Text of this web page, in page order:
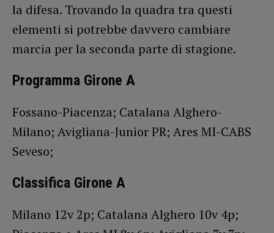
la difesa. Trovando la quadra tra questi
elementi si potrebbe davvero cambiare
marcia per la seconda parte di stagione.
Programma Girone A
Fossano-Piacenza; Catalana Alghero-
Milano; Avigliana-Junior PR; Ares MI-CABS
Seveso;
Classifica Girone A
Milano 12v 2p; Catalana Alghero 10v 4p;